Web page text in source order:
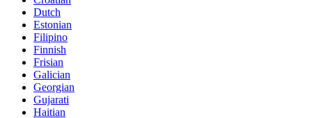
Dutch
Estonian
Filipino
Finnish
Frisian
Galician
Georgian
Gujarati
Haitian